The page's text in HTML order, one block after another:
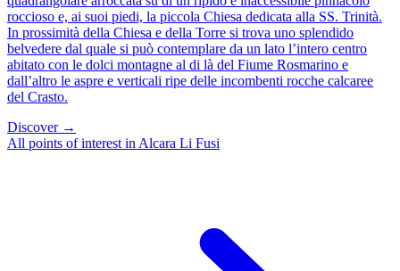
roccioso e, ai suoi piedi, la piccola Chiesa dedicata alla SS. Trinità.
In prossimità della Chiesa e della Torre si trova uno splendido
belvedere dal quale si può contemplare da un lato l’intero centro
abitato con le dolci montagne al di là del Fiume Rosmarino e
dall’altro le aspre e verticali ripe delle incombenti rocche calcaree
del Crasto.
Discover →
All points of interest in Alcara Li Fusi